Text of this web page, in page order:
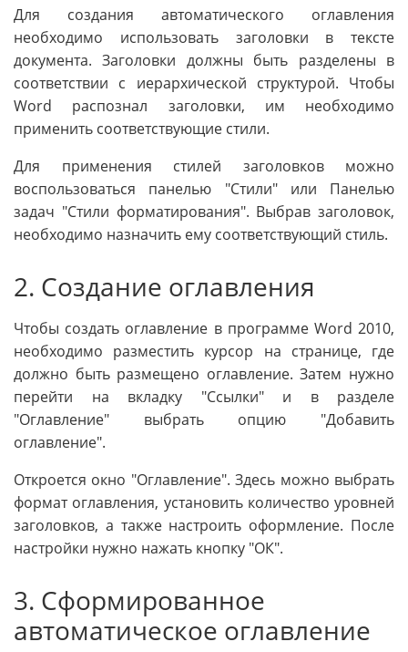
Для создания автоматического оглавления
необходимо использовать заголовки в тексте
документа. Заголовки должны быть разделены в
соответствии с иерархической структурой. Чтобы
Word распознал заголовки, им необходимо
применить соответствующие стили.
Для применения стилей заголовков можно
воспользоваться панелью "Стили" или Панелью
задач "Стили форматирования". Выбрав заголовок,
необходимо назначить ему соответствующий стиль.
2. Создание оглавления
Чтобы создать оглавление в программе Word 2010,
необходимо разместить курсор на странице, где
должно быть размещено оглавление. Затем нужно
перейти на вкладку "Ссылки" и в разделе
"Оглавление" выбрать опцию "Добавить
оглавление".
Откроется окно "Оглавление". Здесь можно выбрать
формат оглавления, установить количество уровней
заголовков, а также настроить оформление. После
настройки нужно нажать кнопку "ОК".
3. Сформированное
автоматическое оглавление